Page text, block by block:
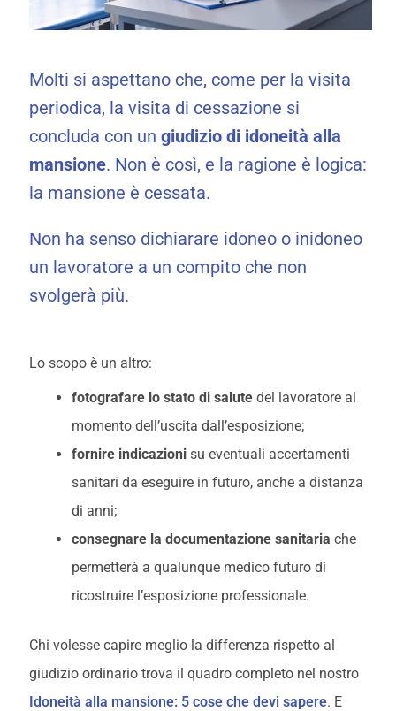
Molti si aspettano che, come per la visita
periodica, la visita di cessazione si
concluda con un giudizio di idoneità alla
mansione. Non è così, e la ragione è logica:
la mansione è cessata.
Non ha senso dichiarare idoneo o inidoneo
un lavoratore a un compito che non
svolgerà più.
Lo scopo è un altro:
fotografare lo stato di salute del lavoratore al
momento dell’uscita dall’esposizione;
fornire indicazioni su eventuali accertamenti
sanitari da eseguire in futuro, anche a distanza
di anni;
consegnare la documentazione sanitaria che
permetterà a qualunque medico futuro di
ricostruire l’esposizione professionale.
Chi volesse capire meglio la differenza rispetto al
giudizio ordinario trova il quadro completo nel nostro
Idoneità alla mansione: 5 cose che devi sapere. E